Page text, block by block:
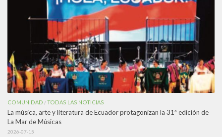
COMUNIDAD /TODAS LAS NOTICIAS
La música, arte y literatura de Ecuador protagonizan la 31ª edición de
La Mar de Músicas
2026-07-15